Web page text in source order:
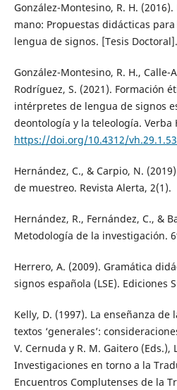
González-Montesino, R. H.
mano: Propuestas didácticas
lengua de signos. [Tesis
González-Montesino, R. H., Calle-
Rodríguez, S. (2021). Formación
intérpretes de lengua de signos
deontología y la teleología. Verba
https://doi.org/10.4312/
Hernández, C., & Carpio, N.
de muestreo. Revista Alerta, 2(1).
Hernández, R., Fernández, C., &
Metodología de la investigación.
Herrero, A. (2009). Gramática
signos española (LSE). Ediciones
Kelly, D. (1997). La enseñanza
textos ‘generales’:
V. Cernuda y R. M. Gaitero (Eds.),
Investigaciones en torno a la
Encuentros Complutenses de la